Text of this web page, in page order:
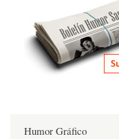
Humor Gráfico